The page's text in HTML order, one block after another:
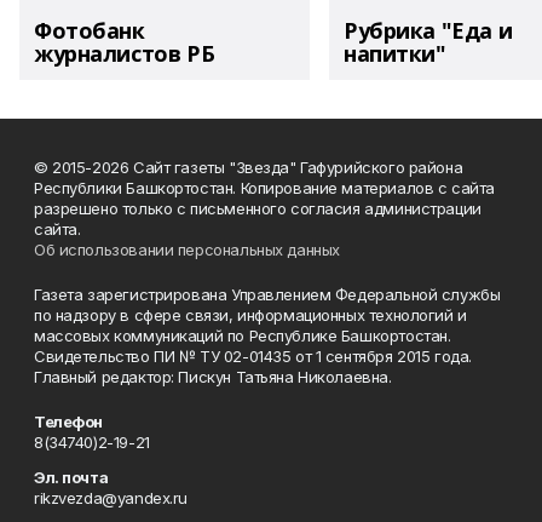
Фотобанк
журналистов РБ
Рубрика "Еда и
напитки"
© 2015-2026 Сайт газеты "Звезда" Гафурийского района
Республики Башкортостан. Копирование материалов с сайта
разрешено только с письменного согласия администрации
сайта.
Об использовании персональных данных
Газета зарегистрирована Управлением Федеральной службы
по надзору в сфере связи, информационных технологий и
массовых коммуникаций по Республике Башкортостан.
Свидетельство ПИ № ТУ 02-01435 от 1 сентября 2015 года.
Главный редактор: Пискун Татьяна Николаевна.
Телефон
8(34740)2-19-21
Эл. почта
rikzvezda@yandex.ru